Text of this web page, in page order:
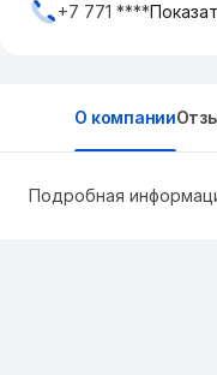
+7 771 ****
О компании
Подробная